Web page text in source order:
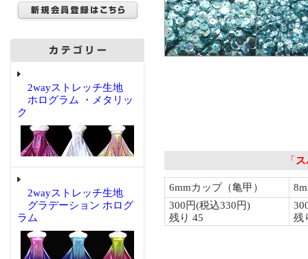
2wayストレッチ生地
ホログラム ・メタリッ
ク
2wayストレッチ生地
グラデーション ホログ
ラム